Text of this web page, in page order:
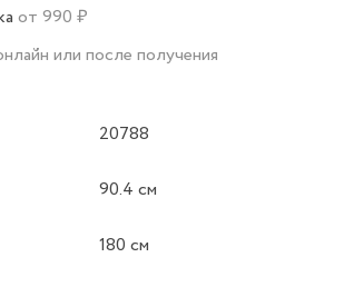
от 990 ₽
или после получения
20788
90.4 см
180 см